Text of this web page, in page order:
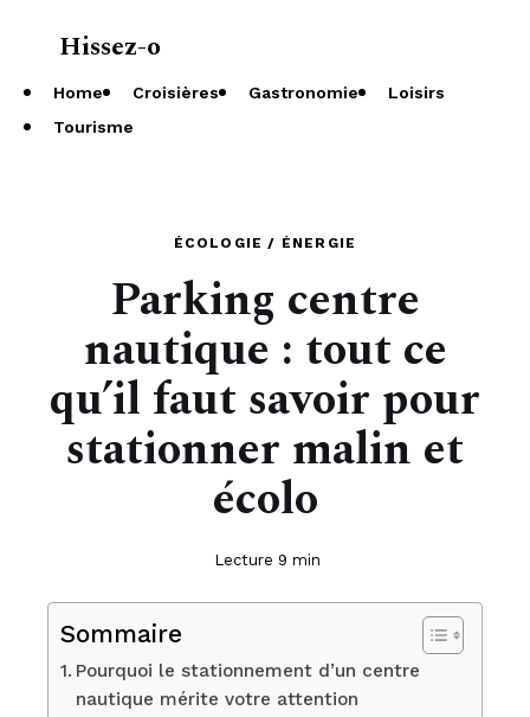
Hissez-o
Home Croisières Gastronomie
Loisirs
Tourisme
ÉCOLOGIE / ÉNERGIE
Parking centre
nautique : tout ce
qu’il faut savoir pour
stationner malin et
écolo
Lecture 9 min
Sommaire
Pourquoi le stationnement d’un centre
nautique mérite votre attention